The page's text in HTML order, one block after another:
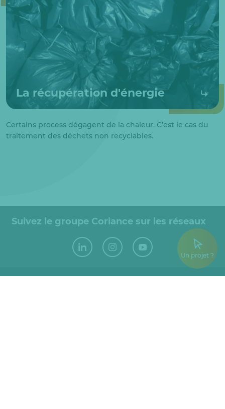
La récupération d'énergie
Certains process dégagent de la chaleur. C’est le cas du
traitement des déchets non recyclables.
Suivez le groupe Coriance sur les réseaux
Un projet ?